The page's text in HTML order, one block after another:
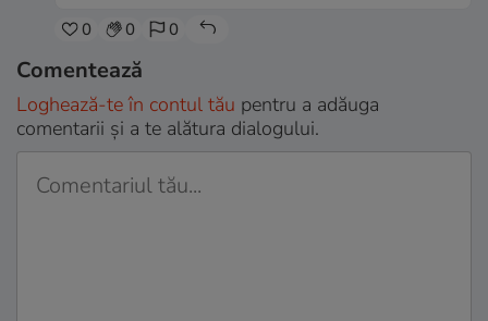
0 0 0
Comentează
Loghează-te în contul tău pentru a adăuga
comentarii și a te alătura dialogului.